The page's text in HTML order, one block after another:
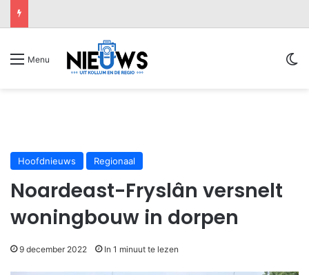
Menu
Hoofdnieuws Regionaal
Noardeast-Fryslân versnelt
woningbouw in dorpen
9 december 2022 In 1 minuut te lezen